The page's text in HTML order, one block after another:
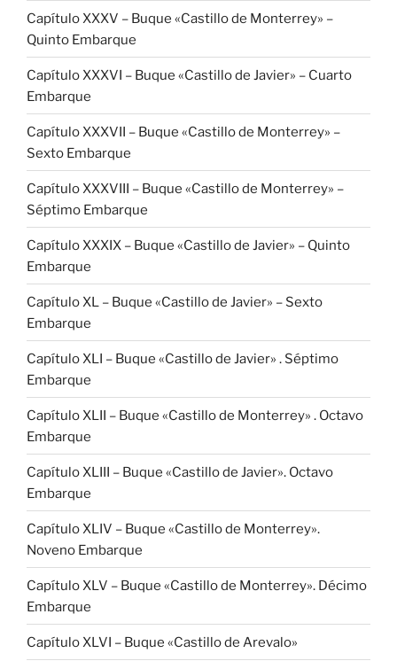
Capítulo XXXV – Buque «Castillo de Monterrey» –
Quinto Embarque
Capítulo XXXVI – Buque «Castillo de Javier» – Cuarto
Embarque
Capítulo XXXVII – Buque «Castillo de Monterrey» –
Sexto Embarque
Capítulo XXXVIII – Buque «Castillo de Monterrey» –
Séptimo Embarque
Capítulo XXXIX – Buque «Castillo de Javier» – Quinto
Embarque
Capítulo XL – Buque «Castillo de Javier» – Sexto
Embarque
Capítulo XLI – Buque «Castillo de Javier» . Séptimo
Embarque
Capítulo XLII – Buque «Castillo de Monterrey» . Octavo
Embarque
Capítulo XLIII – Buque «Castillo de Javier». Octavo
Embarque
Capítulo XLIV – Buque «Castillo de Monterrey».
Noveno Embarque
Capítulo XLV – Buque «Castillo de Monterrey». Décimo
Embarque
Capítulo XLVI – Buque «Castillo de Arevalo»